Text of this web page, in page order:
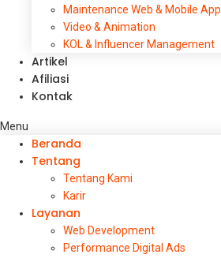
Maintenance Web & Mobile App
Video & Animation
KOL & Influencer Management
Artikel
Afiliasi
Kontak
Menu
Beranda
Tentang
Tentang Kami
Karir
Layanan
Web Development
Performance Digital Ads